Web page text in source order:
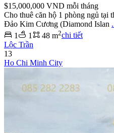
$15,000,000 VND mỗi tháng
Cho thuê căn hộ 1 phòng ngủ tại
Đảo Kim Cương (Diamond Islan
1
1 48 m2chi tiết
Lộc Trần
13
Ho Chi Minh City